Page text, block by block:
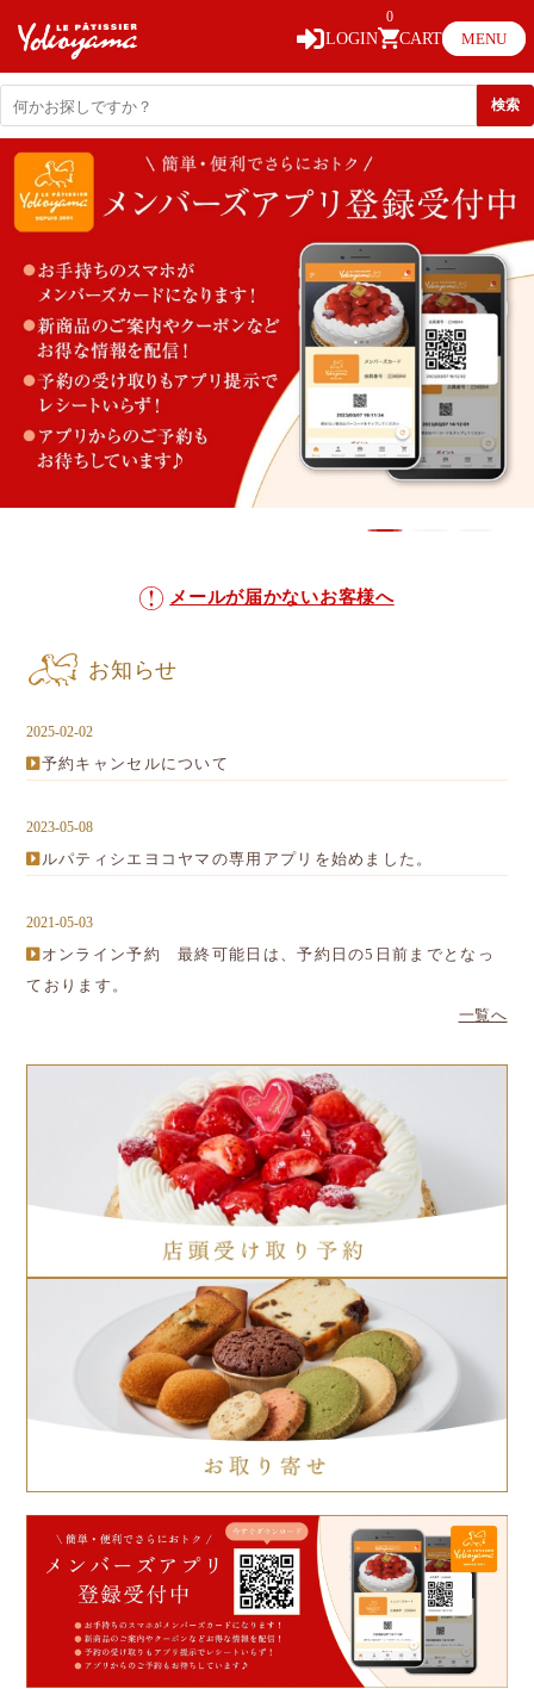
LOGIN CART
0
MENU
メールが届かないお客様へ
お知らせ
2025-02-02
予約キャンセルについて
2023-05-08
ルパティシエヨコヤマの専用アプリを始めました。
2021-05-03
オンライン予約 最終可能日は、予約日の5日前までとなっ
ております。
一覧へ